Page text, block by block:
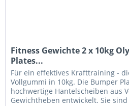
Fitness Gewichte 2 x 10kg
Plates...
Für ein effektives Krafttraining -
Vollgummi in 10kg. Die Bumper
hochwertige Hantelscheiben aus
Gewichtheben entwickelt. Sie